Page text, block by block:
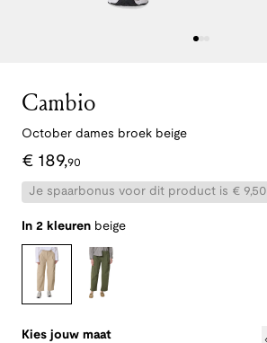
Cambio
October dames broek beige
€ 189,90
Je spaarbonus voor dit product is € 9,50
In 2 kleuren beige
Kies jouw maat